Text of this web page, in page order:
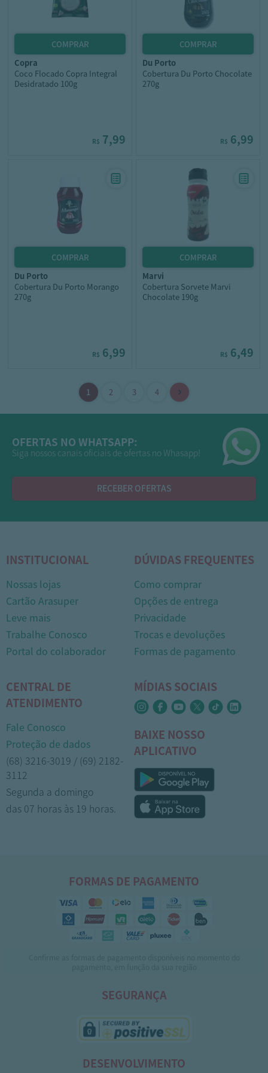
copra
Coco Flocado Copra Integral
Desidratado 100g
R$ 7,99
du porto
Cobertura Du Porto Chocolate
270g
R$ 6,99
du porto
Cobertura Du Porto Morango
270g
R$ 6,99
marvi
Cobertura Sorvete Marvi
Chocolate 190g
R$ 6,49
OFERTAS NO WHATSAPP:
Siga nossos canais oficiais de ofertas no Whasapp!
RECEBER OFERTAS
INSTITUCIONAL
Nossas lojas
Cartão Arasuper
Leve mais
Trabalhe Conosco
Portal do colaborador
DÚVIDAS FREQUENTES
Como comprar
Opções de entrega
Privacidade
Trocas e devoluções
Formas de pagamento
CENTRAL DE
ATENDIMENTO
Fale Conosco
Proteção de dados
(68) 3216-3019 / (69) 2182-
3112
Segunda a domingo
das 07 horas às 19 horas.
MÍDIAS SOCIAIS
BAIXE NOSSO
APLICATIVO
FORMAS DE PAGAMENTO
SEGURANÇA
DESENVOLVIMENTO